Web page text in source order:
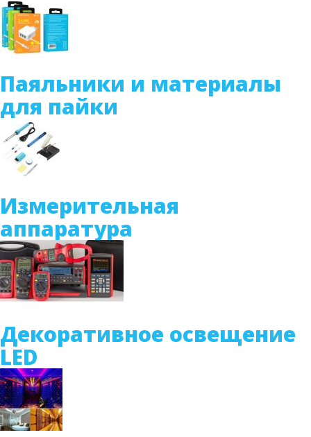
Паяльники и материалы
для пайки
Измерительная
аппаратура
Декоративное освещение
LED